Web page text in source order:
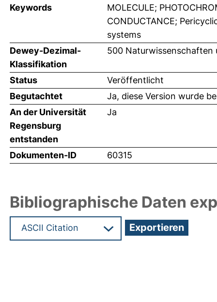
Keywords
MOLECULE;
CONDUCTANCE;
systems
Dewey-Dezimal-
Klassifikation
500 Naturwissenschaften
Status
Veröffentlicht
Begutachtet
Ja, diese Version wurde
An der Universität
Regensburg
entstanden
Ja
Dokumenten-ID 60315
Bibliographische Daten